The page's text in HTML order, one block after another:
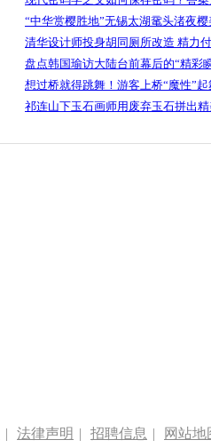
“中华赏樱胜地”无锡太湖鼋头渚夜
清华设计师投身胡同厕所改造 精力
盘点韩国瑜访大陆台前幕后的“精彩
想过桥就得跳舞！游客上桥“魔性”起
祁连山下玉石画师用废弃玉石拼出
| 法律声明 | 招聘信息 | 网站地